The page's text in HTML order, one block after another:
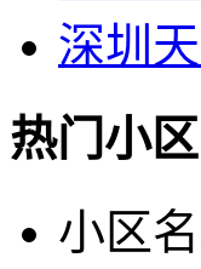
深圳
热门小区
小区